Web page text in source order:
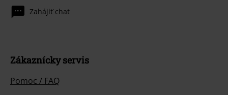
Zahájiť chat
Zákaznícky servis
Pomoc / FAQ